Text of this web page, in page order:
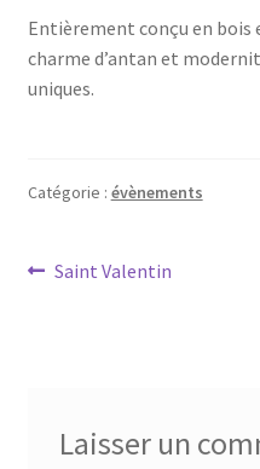
Entièrement conçu en bois
charme d’antan et
uniques.
Catégorie : évènements
Navigation
Article
Saint Valentin
Laisser un